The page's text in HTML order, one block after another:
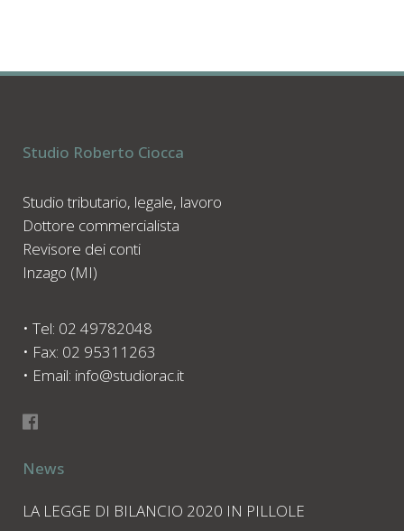
Studio Roberto Ciocca
Studio tributario, legale, lavoro
Dottore commercialista
Revisore dei conti
Inzago (MI)
• Tel: 02 49782048
• Fax: 02 95311263
• Email: info@studiorac.it
News
LA LEGGE DI BILANCIO 2020 IN PILLOLE